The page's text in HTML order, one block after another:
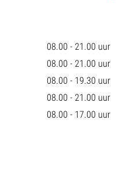
08.00 - 21.00 uur
08.00 - 21.00 uur
08.00 - 19.30 uur
08.00 - 21.00 uur
08.00 - 17.00 uur